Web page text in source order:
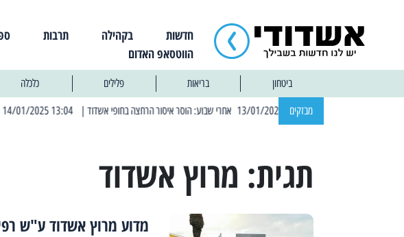
חדשות בקהילה תרבות
הווטסאפ האדום
ביטחון בריאות פלילים כלכלה
מבזקים | 13:04 14/01/2025 עובדים בלילות: עבודות קרצוף וריבוד אספלט
תגית: מרוץ אשדוד
מדוע מרוץ אשדוד ע"ש רפי